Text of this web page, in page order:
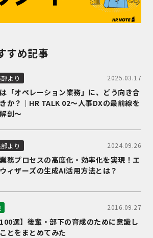
すめ記事
より 2025.03.17
「オペレーション業務」に、どう向き合
か？｜HR TALK 02～人事DXの最前線を
剖～
より 2024.09.26
務プロセスの高度化・効率化を実現！エ
ィザーズの生成AI活用方法とは？
2016.09.27
100選】後輩・部下の育成のために意識し
とをまとめてみた